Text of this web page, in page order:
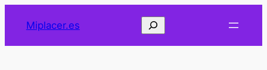
Miplacer.es Buscar